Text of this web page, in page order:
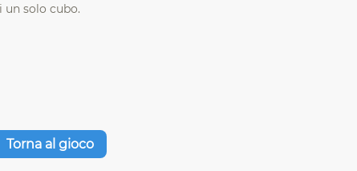
un solo cubo.
Torna al gioco